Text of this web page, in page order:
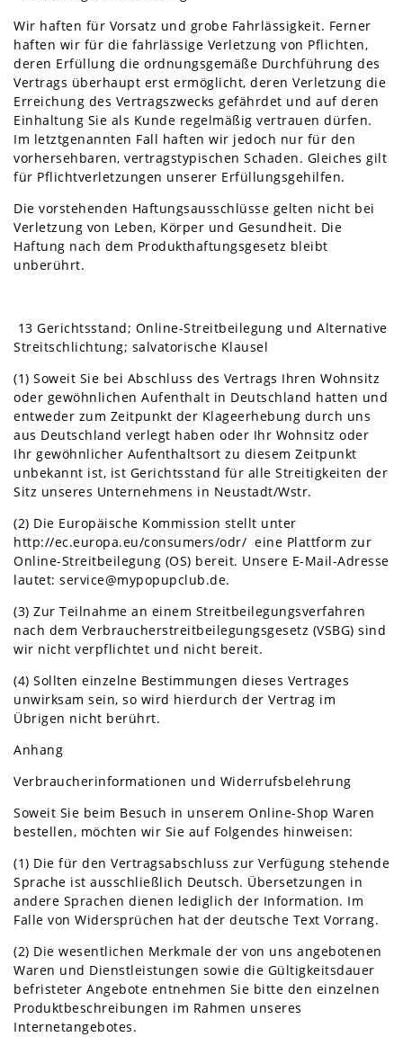
Wir haften für Vorsatz und grobe Fahrlässigkeit. Ferner
haften wir für die fahrlässige Verletzung von Pflichten,
deren Erfüllung die ordnungsgemäße Durchführung des
Vertrags überhaupt erst ermöglicht, deren Verletzung die
Erreichung des Vertragszwecks gefährdet und auf deren
Einhaltung Sie als Kunde regelmäßig vertrauen dürfen.
Im letztgenannten Fall haften wir jedoch nur für den
vorhersehbaren, vertragstypischen Schaden. Gleiches gilt
für Pflichtverletzungen unserer Erfüllungsgehilfen.
Die vorstehenden Haftungsausschlüsse gelten nicht bei
Verletzung von Leben, Körper und Gesundheit. Die
Haftung nach dem Produkthaftungsgesetz bleibt
unberührt.
13 Gerichtsstand; Online-Streitbeilegung und Alternative
Streitschlichtung; salvatorische Klausel
(1) Soweit Sie bei Abschluss des Vertrags Ihren Wohnsitz
oder gewöhnlichen Aufenthalt in Deutschland hatten und
entweder zum Zeitpunkt der Klageerhebung durch uns
aus Deutschland verlegt haben oder Ihr Wohnsitz oder
Ihr gewöhnlicher Aufenthaltsort zu diesem Zeitpunkt
unbekannt ist, ist Gerichtsstand für alle Streitigkeiten der
Sitz unseres Unternehmens in Neustadt/Wstr.
(2) Die Europäische Kommission stellt unter
http://ec.europa.eu/consumers/odr/ eine Plattform zur
Online-Streitbeilegung (OS) bereit. Unsere E-Mail-Adresse
lautet: service@mypopupclub.de.
(3) Zur Teilnahme an einem Streitbeilegungsverfahren
nach dem Verbraucherstreitbeilegungsgesetz (VSBG) sind
wir nicht verpflichtet und nicht bereit.
(4) Sollten einzelne Bestimmungen dieses Vertrages
unwirksam sein, so wird hierdurch der Vertrag im
Übrigen nicht berührt.
Anhang
Verbraucherinformationen und Widerrufsbelehrung
Soweit Sie beim Besuch in unserem Online-Shop Waren
bestellen, möchten wir Sie auf Folgendes hinweisen:
(1) Die für den Vertragsabschluss zur Verfügung stehende
Sprache ist ausschließlich Deutsch. Übersetzungen in
andere Sprachen dienen lediglich der Information. Im
Falle von Widersprüchen hat der deutsche Text Vorrang.
(2) Die wesentlichen Merkmale der von uns angebotenen
Waren und Dienstleistungen sowie die Gültigkeitsdauer
befristeter Angebote entnehmen Sie bitte den einzelnen
Produktbeschreibungen im Rahmen unseres
Internetangebotes.